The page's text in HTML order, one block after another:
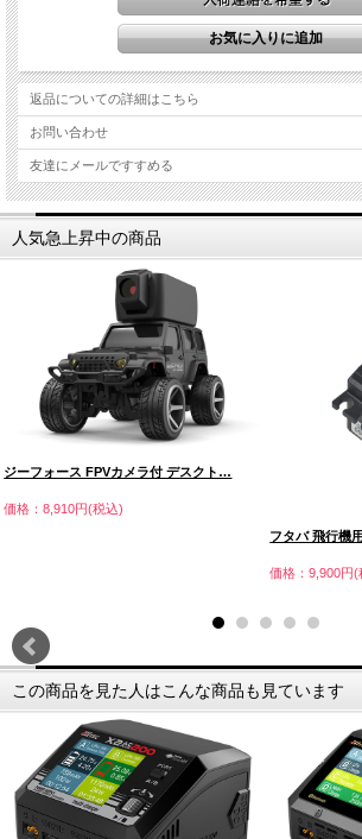
返品についての詳細はこちら
お問い合わせ
友達にメールですすめる
人気急上昇中の商品
ジーフォース FPVカメラ付 デスクト…
価格：8,910円(税込)
フタバ 飛行機
価格：9,900円(
この商品を見た人はこんな商品も見ています